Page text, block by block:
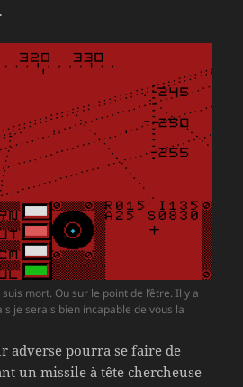
mort. Ou sur le point de l’être. Il y a
je serais bien incapable de vous la
adverse pourra se faire de
un missile à tête chercheuse